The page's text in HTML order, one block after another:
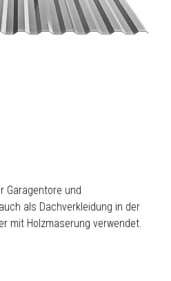
Garagentore und
als Dachverkleidung in der
mit Holzmaserung verwendet.